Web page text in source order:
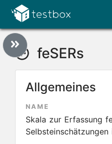
feSERs
Allgemeines
NAME
Skala zur Erfassung